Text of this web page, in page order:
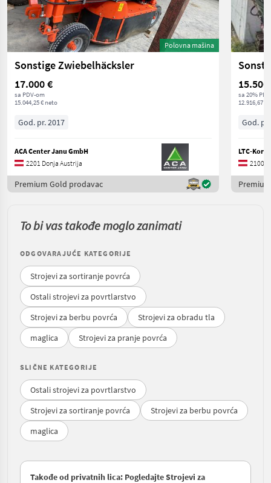
Polovna mašina
Sonstige Zwiebelhäcksler
17.000 €
sa PDV-om
15.044,25 € neto
God. pr. 2017
ACA Center Janu GmbH
2201 Donja Austrija
Premium Gold prodavac
15.500
sa 20%
12.916,67 €
God.
LTC-
2100
To bi vas takođe moglo zanimati
ODGOVARAJUĆE KATEGORIJE
Strojevi za sortiranje povrća
Ostali strojevi za povrtlarstvo
Strojevi za berbu povrća
Strojevi za obradu tla
maglica
Strojevi za pranje povrća
SLIČNE KATEGORIJE
Ostali strojevi za povrtlarstvo
Strojevi za sortiranje povrća
Strojevi za berbu povrća
maglica
Takođe od privatnih lica: Pogledajte Strojevi za